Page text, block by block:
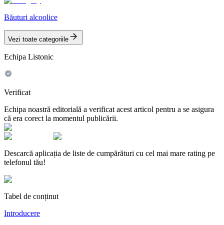
Băuturi alcoolice
Vezi toate categoriile
Echipa Listonic
Verificat
Echipa noastră editorială a verificat acest articol pentru a se asigura
că era corect la momentul publicării.
Descarcă aplicația de liste de cumpărături cu cel mai mare rating pe
telefonul tău!
Tabel de conținut
Introducere